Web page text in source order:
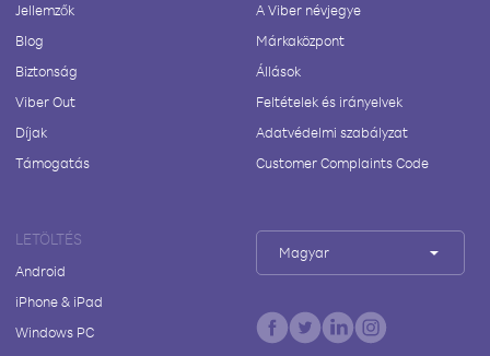
Jellemzők
Blog
Biztonság
Viber Out
Díjak
Támogatás
A Viber névjegye
Márkaközpont
Állások
Feltételek és irányelvek
Adatvédelmi szabályzat
Customer Complaints Code
LETÖLTÉS
Android
iPhone & iPad
Windows PC
Magyar